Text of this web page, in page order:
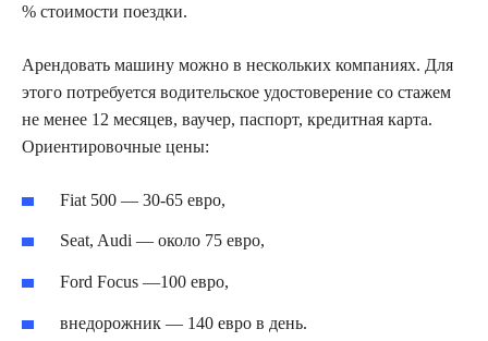
% стоимости поездки.
Арендовать машину можно в нескольких компаниях. Для
этого потребуется водительское удостоверение со стажем
не менее 12 месяцев, ваучер, паспорт, кредитная карта.
Ориентировочные цены:
Fiat 500 — 30-65 евро,
Seat, Audi — около 75 евро,
Ford Focus —100 евро,
внедорожник — 140 евро в день.